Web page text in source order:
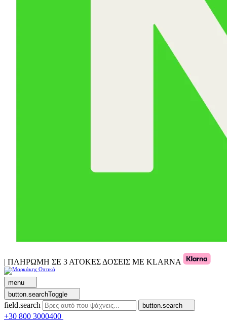
| ΠΛΗΡΩΜΗ ΣΕ 3 ΑΤΟΚΕΣ ΔΟΣΕΙΣ ΜΕ KLARNA
menu
button.searchToggle
field.search button.search
+30 800 3000400